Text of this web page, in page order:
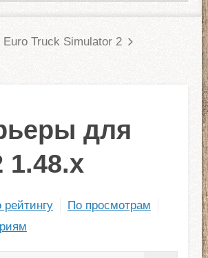
Euro Truck Simulator 2
для
1.48.x
рейтингу
По просмотрам